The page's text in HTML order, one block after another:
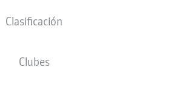
Clasificación
Clubes
ESTADÍSTICAS